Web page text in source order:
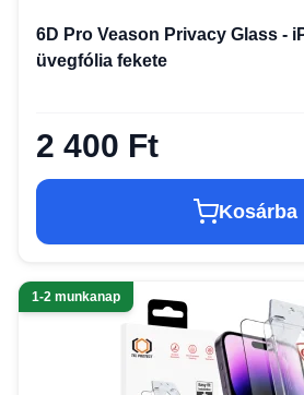
6D Pro Veason Privacy Glass -
üvegfólia fekete
2 400 Ft
Kosárba
1-2 munkanap